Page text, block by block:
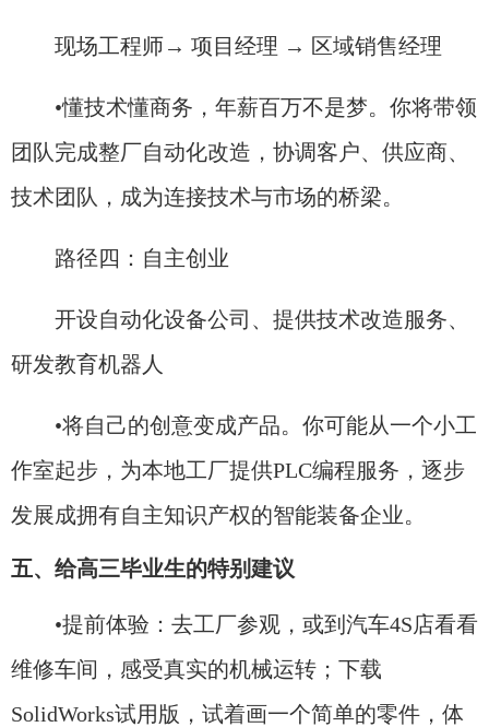
现场工程师→ 项目经理 → 区域销售经理
•懂技术懂商务，年薪百万不是梦。你将带领
团队完成整厂自动化改造，协调客户、供应商、
技术团队，成为连接技术与市场的桥梁。
路径四：自主创业
开设自动化设备公司、提供技术改造服务、
研发教育机器人
•将自己的创意变成产品。你可能从一个小工
作室起步，为本地工厂提供PLC编程服务，逐步
发展成拥有自主知识产权的智能装备企业。
五、给高三毕业生的特别建议
•提前体验：去工厂参观，或到汽车4S店看看
维修车间，感受真实的机械运转；下载
SolidWorks试用版，试着画一个简单的零件，体